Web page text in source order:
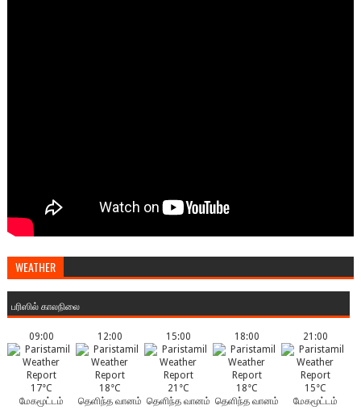
WEATHER
பரிஸில் காலநிலை
09:00
17°C
மேகமூட்டம்
12:00
18°C
தெளிந்த வானம்
15:00
21°C
தெளிந்த வானம்
18:00
18°C
தெளிந்த வானம்
21:00
15°C
மேகமூட்டம்